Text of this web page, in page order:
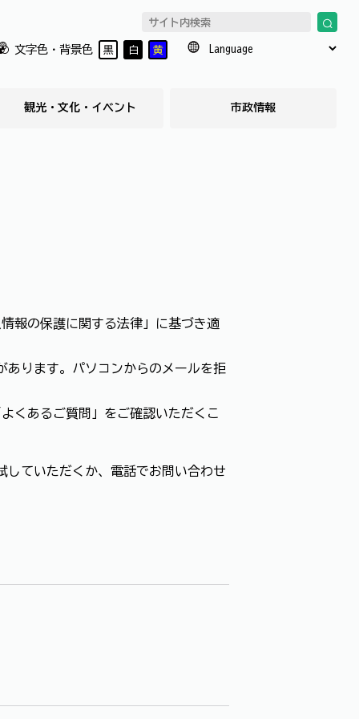
文字色・背景色 黒 白 黄
観光・文化・イベント 市政情報
報の保護に関する法律」に基づき適
あります。パソコンからのメールを拒
くあるご質問」をご確認いただくこ
ていただくか、電話でお問い合わせ